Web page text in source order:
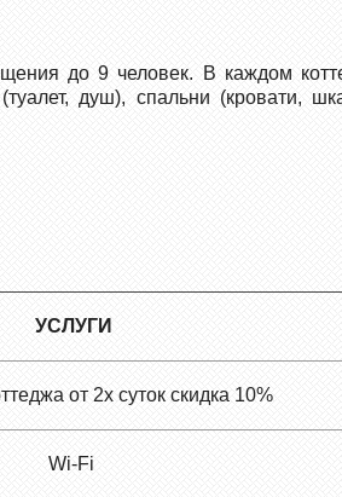
до 9 человек. В каждом
душ), спальни (кровати,
УСЛУГИ
от 2х суток скидка 10%
Wi-Fi